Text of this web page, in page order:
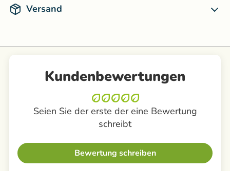
Versand
Kundenbewertungen
Seien Sie der erste der eine Bewertung
schreibt
Bewertung schreiben